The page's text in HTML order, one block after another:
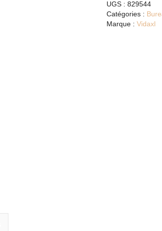
gris
béton
UGS : 829544
Catégories :
Marque : Vidaxl